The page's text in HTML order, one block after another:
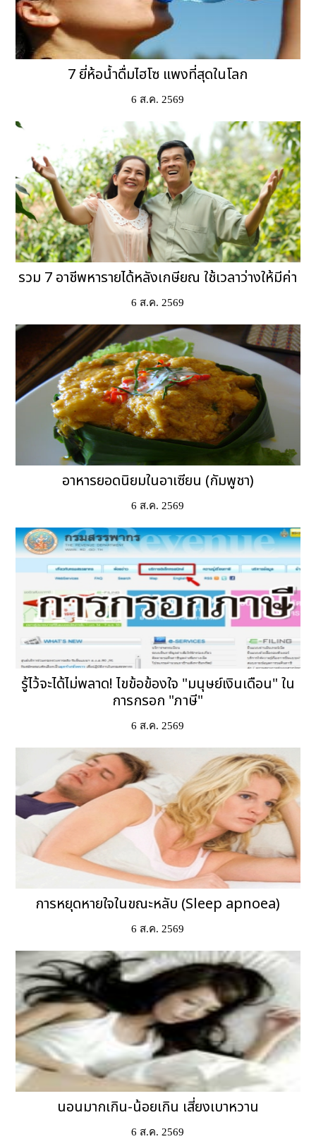
7 ยี่ห้อน้ำดื่มไฮโซ แพงที่สุดในโลก
6 ส.ค. 2569
รวม 7 อาชีพหารายได้หลังเกษียณ ใช้เวลาว่างให้มีค่า
6 ส.ค. 2569
อาหารยอดนิยมในอาเซียน (กัมพูชา)
6 ส.ค. 2569
รู้ไว้จะได้ไม่พลาด! ไขข้อข้องใจ "มนุษย์เงินเดือน" ใน
การกรอก "ภาษี"
6 ส.ค. 2569
การหยุดหายใจในขณะหลับ (Sleep apnoea)
6 ส.ค. 2569
นอนมากเกิน-น้อยเกิน เสี่ยงเบาหวาน
6 ส.ค. 2569